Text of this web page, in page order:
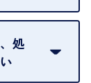
査定額が変
処